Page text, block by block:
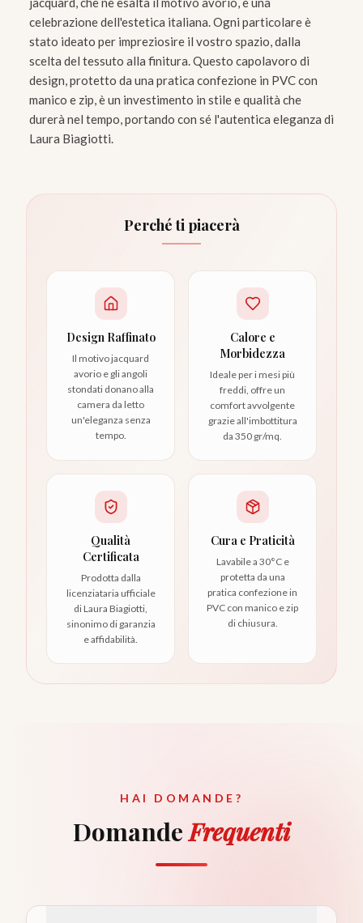
celebrazione dell'estetica italiana. Ogni particolare è
stato ideato per impreziosire il vostro spazio, dalla
scelta del tessuto alla finitura. Questo capolavoro di
design, protetto da una pratica confezione in PVC con
manico e zip, è un investimento in stile e qualità che
durerà nel tempo, portando con sé l'autentica eleganza di
Laura Biagiotti.
Perché ti piacerà
Design Raffinato
Il motivo jacquard
avorio e gli angoli
stondati donano alla
camera da letto
un'eleganza senza
tempo.
Calore e
Morbidezza
Ideale per i mesi più
freddi, offre un
comfort avvolgente
grazie all'imbottitura
da 350 gr/mq.
Qualità
Certificata
Prodotta dalla
licenziataria ufficiale
di Laura Biagiotti,
sinonimo di garanzia
e affidabilità.
Cura e Praticità
Lavabile a 30°C e
protetta da una
pratica confezione in
PVC con manico e zip
di chiusura.
HAI DOMANDE?
DomandeFrequenti